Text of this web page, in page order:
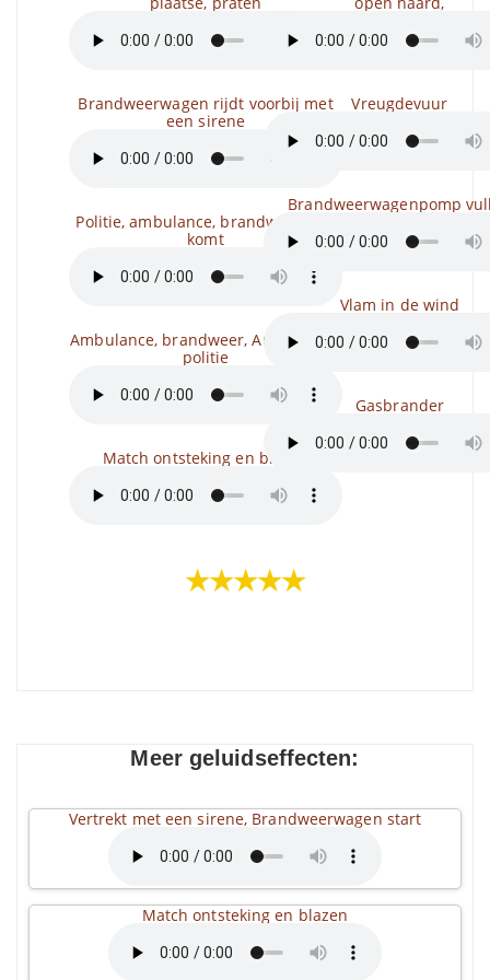
Brandweerwagen rijdt voorbij met
een sirene
Politie, ambulance, brandweerman
komt
Ambulance, brandweer, Auto sirene,
politie
Match ontsteking en blazen
Vreugdevuur
Brandweerwagenpomp
Vlam in de wind
Gasbrander
★★★★★
Meer geluidseffecten:
Vertrekt met een sirene, Brandweerwagen start
Match ontsteking en blazen